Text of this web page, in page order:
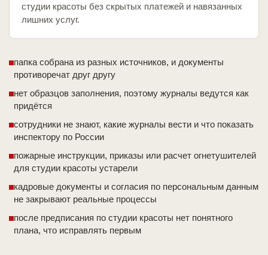
студии красоты без скрытых платежей и навязанных
лишних услуг.
папка собрана из разных источников, и документы
противоречат друг другу
нет образцов заполнения, поэтому журналы ведутся как
придётся
сотрудники не знают, какие журналы вести и что показать
инспектору по России
пожарные инструкции, приказы или расчет огнетушителей
для студии красоты устарели
кадровые документы и согласия по персональным данным
не закрывают реальные процессы
после предписания по студии красоты нет понятного
плана, что исправлять первым